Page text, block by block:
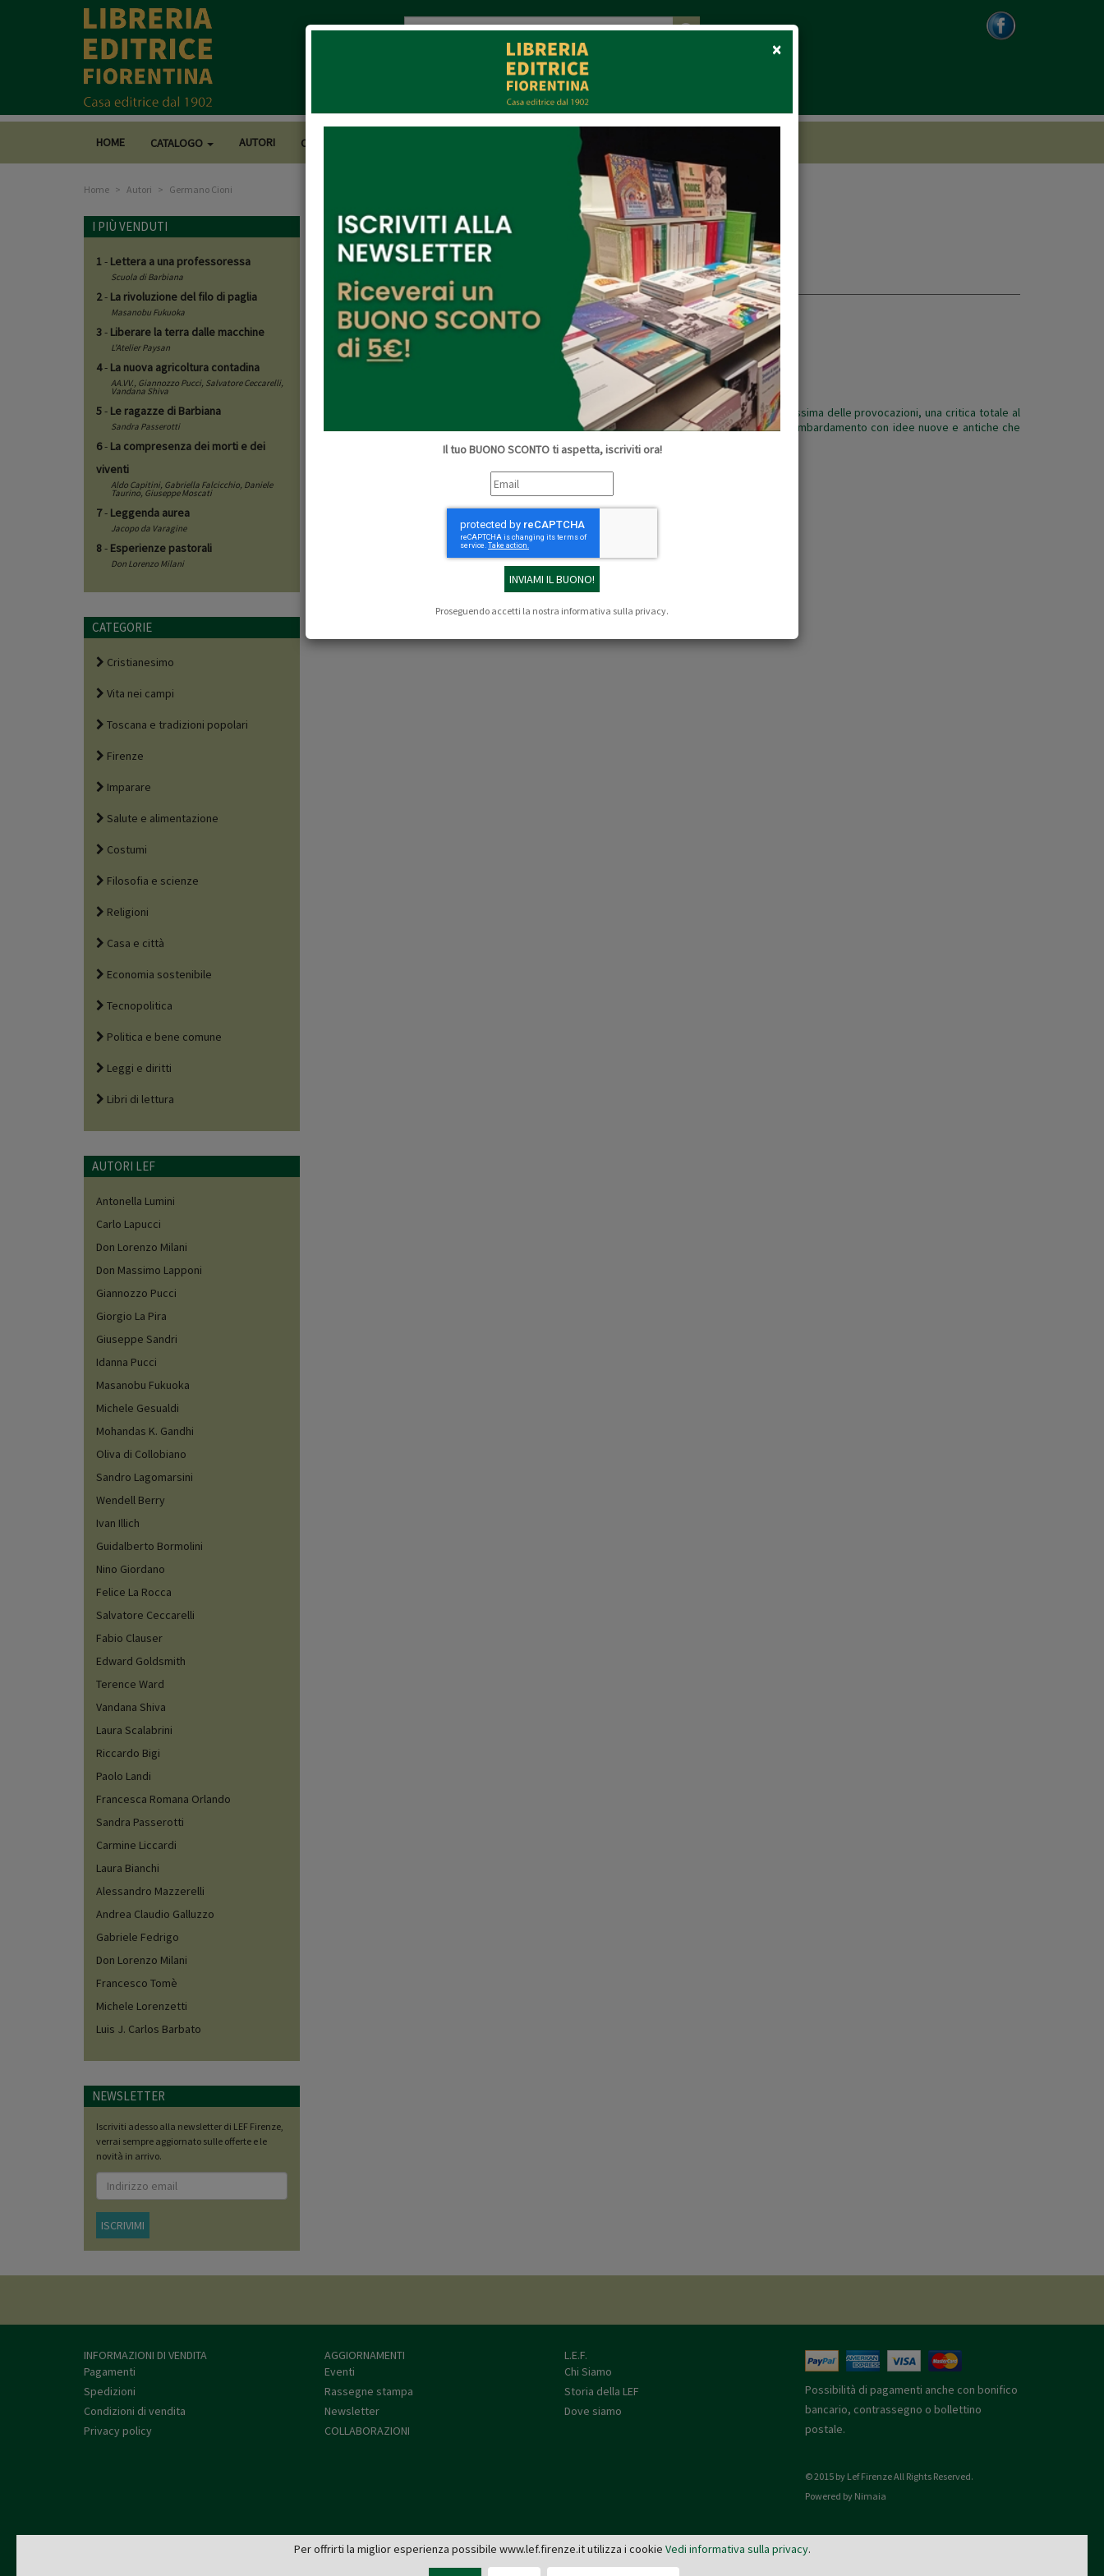
×Close
Il tuo BUONO SCONTO ti aspetta, iscriviti ora!
Proseguendo accetti la nostra informativa sulla privacy.
HOME CATALOGO AUTORI CASA EDITRICE COLLABORAZIONI
Home Autori Germano Cioni
Germano Cioni
Libri dell'autore: Germano Cioni
Manifesto della moda durevole
Giannozzo Pucci,Germano Cioni
Quaderni d'Ontignano
La moda si muove per provocazioni e questo libro è la massima delle provocazioni, una critica totale al
sistema della moda contemporanea e addirittura il suo bombardamento con idee nuove e antiche che
ripropongono i... Continua »
COMPRA
I PIÙ VENDUTI
1- Lettera a una professoressa
Scuola di Barbiana
2- La rivoluzione del filo di paglia
Masanobu Fukuoka
3- Liberare la terra dalle macchine
L'Atelier Paysan
4- La nuova agricoltura contadina
AA.VV., Giannozzo Pucci, Salvatore Ceccarelli,
Vandana Shiva
5- Le ragazze di Barbiana
Sandra Passerotti
6- La compresenza dei morti e dei
viventi
Aldo Capitini, Gabriella Falcicchio, Daniele
Taurino, Giuseppe Moscati
7- Leggenda aurea
Jacopo da Varagine
8- Esperienze pastorali
Don Lorenzo Milani
CATEGORIE
Cristianesimo
Vita nei campi
Toscana e tradizioni popolari
Firenze
Imparare
Salute e alimentazione
Costumi
Filosofia e scienze
Religioni
Casa e città
Economia sostenibile
Tecnopolitica
Politica e bene comune
Leggi e diritti
Libri di lettura
AUTORI LEF
Antonella Lumini
Carlo Lapucci
Don Lorenzo Milani
Don Massimo Lapponi
Giannozzo Pucci
Giorgio La Pira
Giuseppe Sandri
Idanna Pucci
Masanobu Fukuoka
Michele Gesualdi
Mohandas K. Gandhi
Oliva di Collobiano
Sandro Lagomarsini
Wendell Berry
Ivan Illich
Guidalberto Bormolini
Nino Giordano
Felice La Rocca
Salvatore Ceccarelli
Fabio Clauser
Edward Goldsmith
Terence Ward
Vandana Shiva
Laura Scalabrini
Riccardo Bigi
Paolo Landi
Francesca Romana Orlando
Sandra Passerotti
Carmine Liccardi
Laura Bianchi
Alessandro Mazzerelli
Andrea Claudio Galluzzo
Gabriele Fedrigo
Don Lorenzo Milani
Francesco Tomè
Michele Lorenzetti
Luis J. Carlos Barbato
NEWSLETTER
Iscriviti adesso alla newsletter di LEF Firenze,
verrai sempre aggiornato sulle offerte e le
novità in arrivo.
ISCRIVIMI
INFORMAZIONI DI VENDITA
Pagamenti
Spedizioni
Condizioni di vendita
Privacy policy
AGGIORNAMENTI
Eventi
Rassegne stampa
Newsletter
COLLABORAZIONI
L.E.F.
Chi Siamo
Storia della LEF
Dove siamo
Possibilità di pagamenti anche con bonifico
bancario, contrassegno o bollettino
postale.
© 2015 by Lef Firenze All Rights Reserved.
Powered by Nimaia
L.E.F. - Via de' Pucci, 4 - 50122 Firenze
Tel: 055 579921 - Fax: 055 2399342 - C.F. e P.IVA 03745190482 -editrice@lef.firenze.it
Per offrirti la miglior esperienza possibile www.lef.firenze.it utilizza i cookie Vedi informativa sulla privacy.